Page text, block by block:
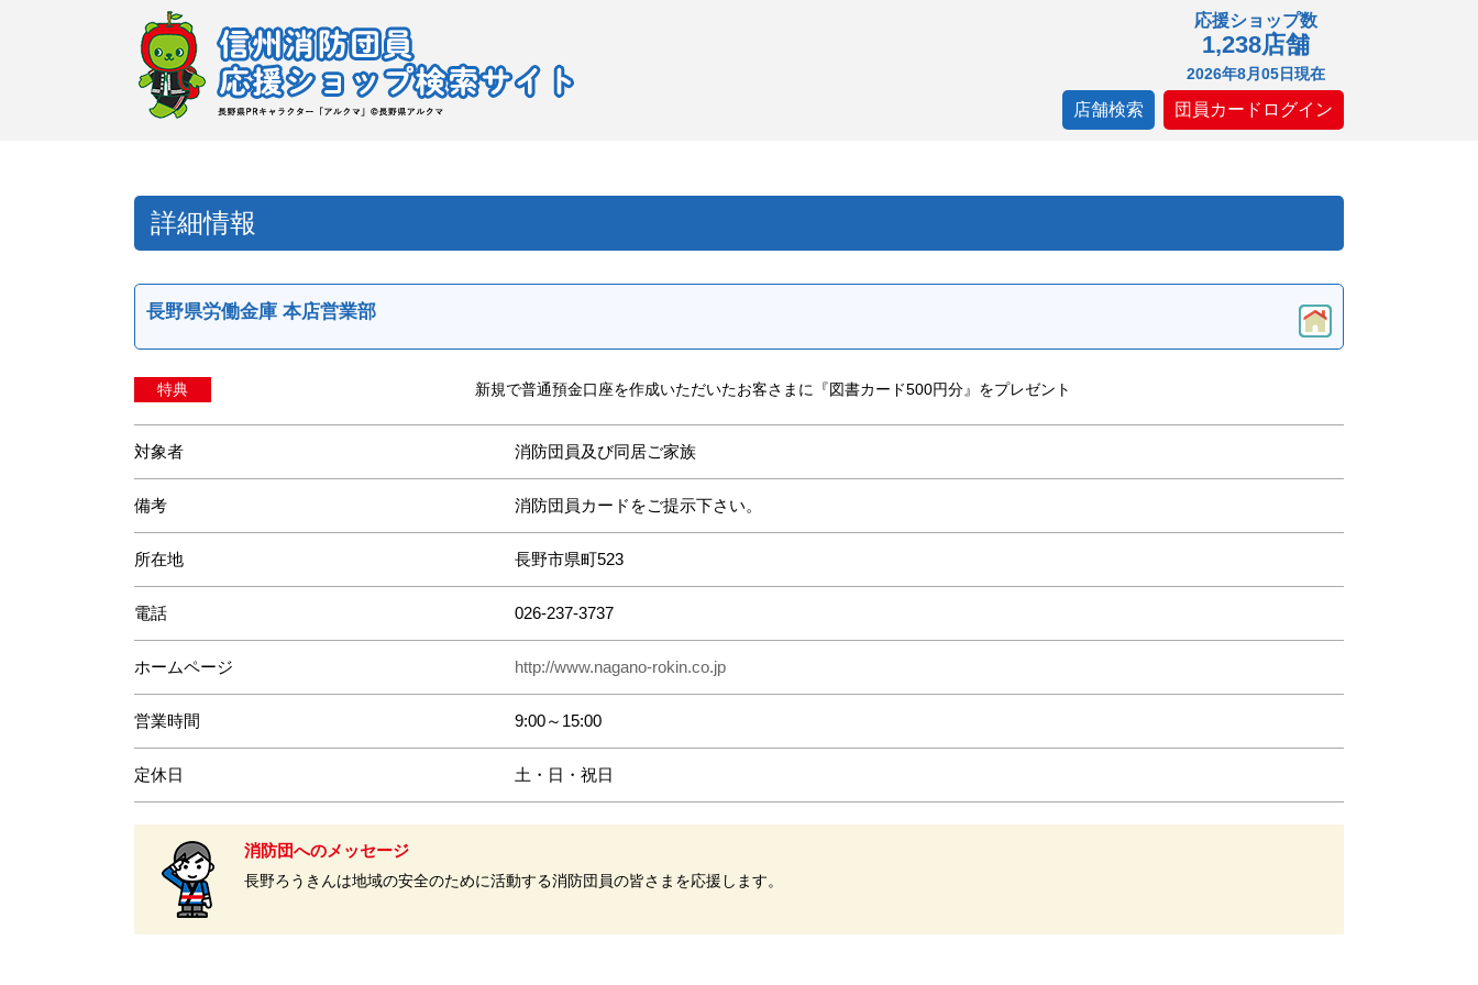
応援ショップ数
1,238店舗
2026年8月05日現在
店舗検索 団員カードログイン
詳細情報
長野県労働金庫 本店営業部
特典 新規で普通預金口座を作成いただいたお客さまに『図書カード500円分』をプレゼント
対象者 消防団員及び同居ご家族
備考 消防団員カードをご提示下さい。
所在地 長野市県町523
電話 026-237-3737
ホームページ http://www.nagano-rokin.co.jp
営業時間 9:00～15:00
定休日 土・日・祝日
消防団へのメッセージ
長野ろうきんは地域の安全のために活動する消防団員の皆さまを応援します。